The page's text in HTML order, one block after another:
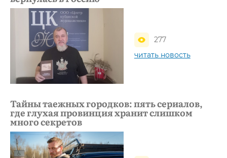
277
читать новость
Тайны таежных городков: пять сериалов,
где глухая провинция хранит слишком
много секретов